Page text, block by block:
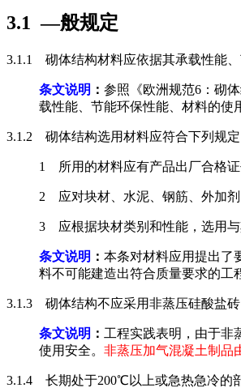
3.1 —般规定
3.1.1 砌体结构材料应依据其承载性能
条文说明 ： 参照《欧洲规范6：砌
载性能、节能环保性能、材料的使
3.1.2 砌体结构选用材料应符合下列规定
1 所用的材料应有产品出厂合格
2 应对块材、水泥、钢筋、外加
3 应根据块材类别和性能，选用与
条文说明 ： 本条对材料应用提出了
料不可能建造出符合质量要求的工
3.1.3 砌体结构不应采用非蒸压硅酸盐
条文说明 ： 工程实践表明，由于非
使用安全。 非蒸压加气混凝土制品
3.1.4 长期处于200℃以上或急热急冷的